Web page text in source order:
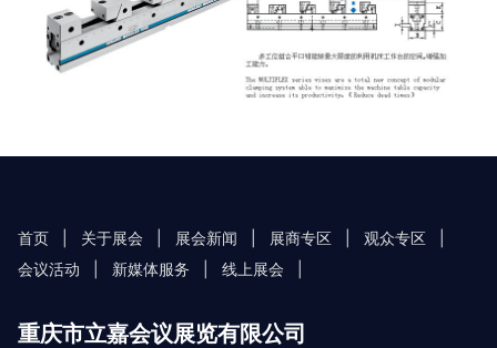
首页 关于展会 展会新闻 展商专区 观众专区
会议活动
新媒体服务 线上展会
重庆市立嘉会议展览有限公司